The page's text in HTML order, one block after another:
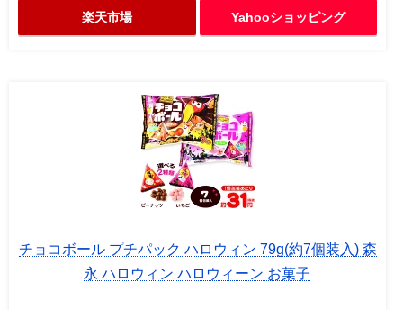
楽天市場 Yahooショッピング
チョコボール プチパック ハロウィン 79g(約7個装入) 森
永 ハロウィン ハロウィーン お菓子